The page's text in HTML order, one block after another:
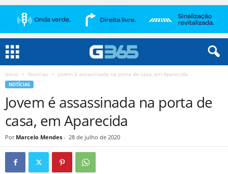
Início Notícias Jovem é assassinada na porta de casa, em Aparecida
NOTÍCIAS
Jovem é assassinada na porta de
casa, em Aparecida
Por Marcelo Mendes - 28 de julho de 2020